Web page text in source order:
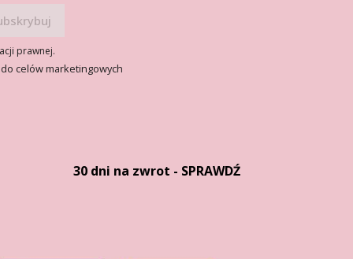
prawnej.
celów marketingowych
30 dni na zwrot - SPRAWDŹ